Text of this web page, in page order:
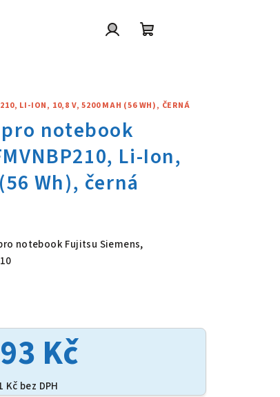
LI-ION, 10,8 V, 5200 MAH (56 WH), ČERNÁ
pro notebook Fujitsu
notebook Fujitsu Siemens,
Kč
Kč bez DPH